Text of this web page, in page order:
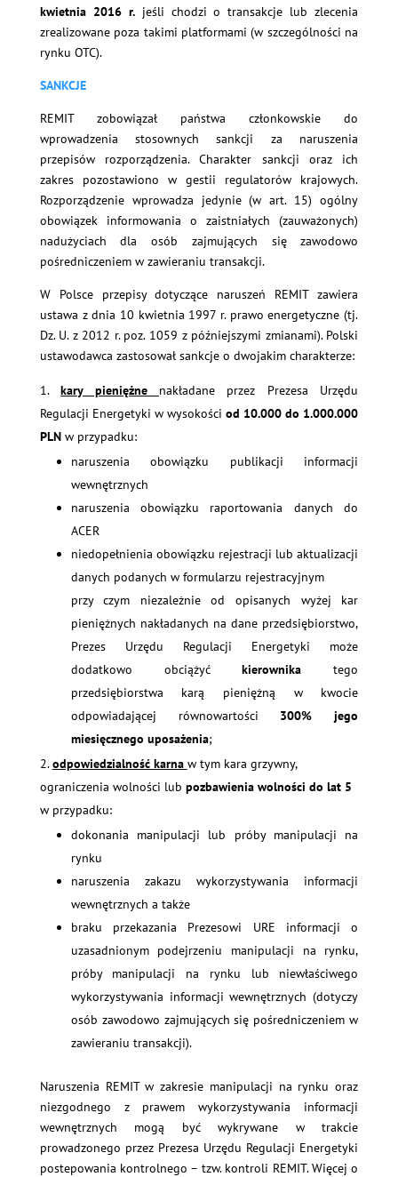
kwietnia 2016 r.jeśli chodzi o transakcje lub zlecenia
zrealizowane poza takimi platformami (w szczególności na
rynku OTC).
SANKCJE
REMIT zobowiązał państwa członkowskie do
wprowadzenia stosownych sankcji za naruszenia
przepisów rozporządzenia. Charakter sankcji oraz ich
zakres pozostawiono w gestii regulatorów krajowych.
Rozporządzenie wprowadza jedynie (w art. 15) ogólny
obowiązek informowania o zaistniałych (zauważonych)
nadużyciach dla osób zajmujących się zawodowo
pośredniczeniem w zawieraniu transakcji.
W Polsce przepisy dotyczące naruszeń REMIT zawiera
ustawa z dnia 10 kwietnia 1997 r. prawo energetyczne (tj.
Dz. U. z 2012 r. poz. 1059 z późniejszymi zmianami). Polski
ustawodawca zastosował sankcje o dwojakim charakterze:
kary pieniężne nakładane przez Prezesa Urzędu
Regulacji Energetyki w wysokościod 10.000 do 1.000.000
PLNw przypadku:
naruszenia obowiązku publikacji informacji
wewnętrznych
naruszenia obowiązku raportowania danych do
ACER
niedopełnienia obowiązku rejestracji lub aktualizacji
danych podanych w formularzu rejestracyjnym
przy czym niezależnie od opisanych wyżej kar
pieniężnych nakładanych na dane przedsiębiorstwo,
Prezes Urzędu Regulacji Energetyki może
dodatkowo obciążyćkierownikatego
przedsiębiorstwa karą pieniężną w kwocie
odpowiadającej równowartości 300% jego
miesięcznego uposażenia;
odpowiedzialność karna w tym kara grzywny,
ograniczenia wolności lub pozbawienia wolności do lat 5
w przypadku:
dokonania manipulacji lub próby manipulacji na
rynku
naruszenia zakazu wykorzystywania informacji
wewnętrznych a także
braku przekazania Prezesowi URE informacji o
uzasadnionym podejrzeniu manipulacji na rynku,
próby manipulacji na rynku lub niewłaściwego
wykorzystywania informacji wewnętrznych (dotyczy
osób zawodowo zajmujących się pośredniczeniem w
zawieraniu transakcji).
Naruszenia REMIT w zakresie manipulacji na rynku oraz
niezgodnego z prawem wykorzystywania informacji
wewnętrznych mogą być wykrywane w trakcie
prowadzonego przez Prezesa Urzędu Regulacji Energetyki
postepowania kontrolnego – tzw. kontroli REMIT. Więcej o